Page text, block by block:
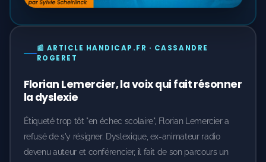
📰 ARTICLE HANDICAP.FR · CASSANDRE
ROGERET
Florian Lemercier, la voix qui fait résonner
la dyslexie
Étiqueté trop tôt "en échec scolaire", Florian Lemercier a
refusé de s'y résigner. Dyslexique, ex-animateur radio
devenu auteur et conférencier, il fait de son parcours un